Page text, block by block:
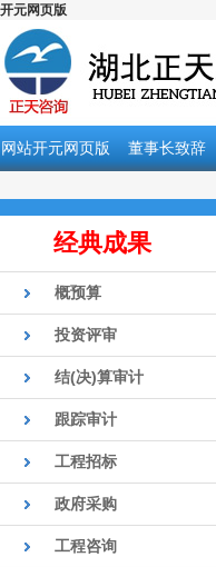
开元网页版
网站开元网页版 董事长致辞
经典成果
概预算
投资评审
结(决)算审计
跟踪审计
工程招标
政府采购
工程咨询